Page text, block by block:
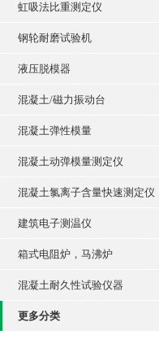
虹吸法比重测定仪
钢轮耐磨试验机
液压脱模器
混凝土/磁力振动台
混凝土弹性模量
混凝土动弹模量测定仪
混凝土氯离子含量快速测定仪
建筑电子测温仪
箱式电阻炉，马沸炉
混凝土耐久性试验仪器
更多分类